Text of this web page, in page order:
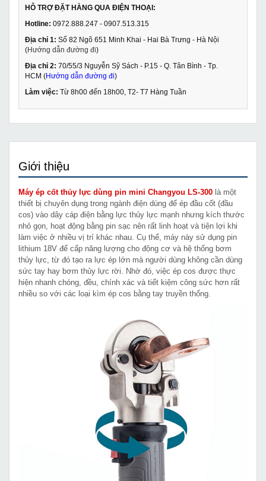
HỖ TRỢ ĐẶT HÀNG QUA ĐIỆN THOẠI:
Hotline: 0972.888.247 - 0907.513.315
Địa chỉ 1: Số 82 Ngõ 651 Minh Khai - Hai Bà Trưng - Hà Nội
(Hướng dẫn đường đi)
Địa chỉ 2: 70/55/3 Nguyễn Sỹ Sách - P.15 - Q. Tân Bình - Tp.
HCM (Hướng dẫn đường đi)
Làm việc: Từ 8h00 đến 18h00, T2- T7 Hàng Tuần
Giới thiệu
Máy ép cốt thủy lực dùng pin mini Changyou LS-300 là một
thiết bị chuyên dụng trong ngành điện dùng để ép đầu cốt (đầu
cos) vào dây cáp điện bằng lực thủy lực mạnh nhưng kích thước
nhỏ gọn, hoạt động bằng pin sạc nên rất linh hoạt và tiện lợi khi
làm việc ở nhiều vị trí khác nhau. Cụ thể, máy này sử dụng pin
lithium 18V để cấp năng lượng cho động cơ và hệ thống bơm
thủy lực, từ đó tạo ra lực ép lớn mà người dùng không cần dùng
sức tay hay bơm thủy lực rời. Nhờ đó, việc ép cos được thực
hiện nhanh chóng, đều, chính xác và tiết kiệm công sức hơn rất
nhiều so với các loại kìm ép cos bằng tay truyền thống.